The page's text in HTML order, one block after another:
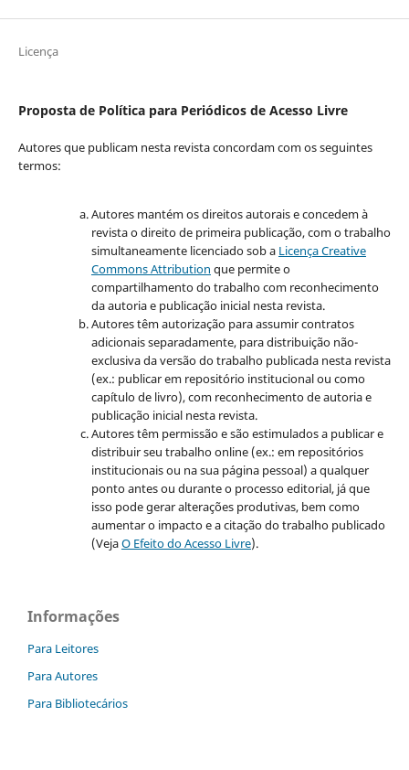
Licença
Proposta de Política para Periódicos de Acesso Livre
Autores que publicam nesta revista concordam com os seguintes
termos:
Autores mantém os direitos autorais e concedem à
revista o direito de primeira publicação, com o trabalho
simultaneamente licenciado sob a Licença Creative
Commons Attribution que permite o
compartilhamento do trabalho com reconhecimento
da autoria e publicação inicial nesta revista.
Autores têm autorização para assumir contratos
adicionais separadamente, para distribuição não-
exclusiva da versão do trabalho publicada nesta revista
(ex.: publicar em repositório institucional ou como
capítulo de livro), com reconhecimento de autoria e
publicação inicial nesta revista.
Autores têm permissão e são estimulados a publicar e
distribuir seu trabalho online (ex.: em repositórios
institucionais ou na sua página pessoal) a qualquer
ponto antes ou durante o processo editorial, já que
isso pode gerar alterações produtivas, bem como
aumentar o impacto e a citação do trabalho publicado
(VejaO Efeito do Acesso Livre).
Informações
Para Leitores
Para Autores
Para Bibliotecários